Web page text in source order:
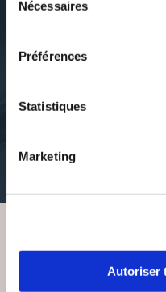
Nécessaires
Préférences
Statistiques
Marketing
Autoriser
ALBUM DE VILLARD DE
VOUS